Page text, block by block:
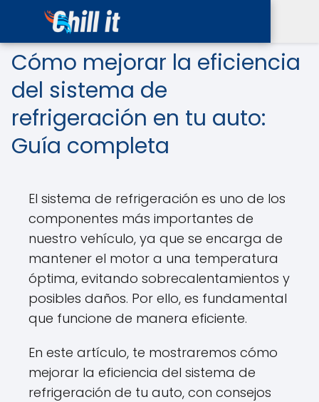
Cómo mejorar la eficiencia
del sistema de
refrigeración en tu auto:
Guía completa
El sistema de refrigeración es uno de los
componentes más importantes de
nuestro vehículo, ya que se encarga de
mantener el motor a una temperatura
óptima, evitando sobrecalentamientos y
posibles daños. Por ello, es fundamental
que funcione de manera eficiente.
En este artículo, te mostraremos cómo
mejorar la eficiencia del sistema de
refrigeración de tu auto, con consejos